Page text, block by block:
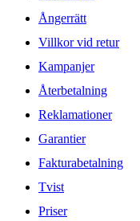
Ångerrätt
Villkor vid retur
Kampanjer
Återbetalning
Reklamationer
Garantier
Fakturabetalning
Tvist
Priser